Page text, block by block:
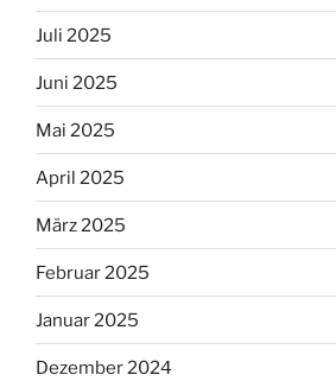
Juli 2025
Juni 2025
Mai 2025
April 2025
März 2025
Februar 2025
Januar 2025
Dezember 2024